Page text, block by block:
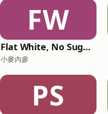
FW
Flat White, No Sugar 澳洲每日新闻简报
小麥內參
PS